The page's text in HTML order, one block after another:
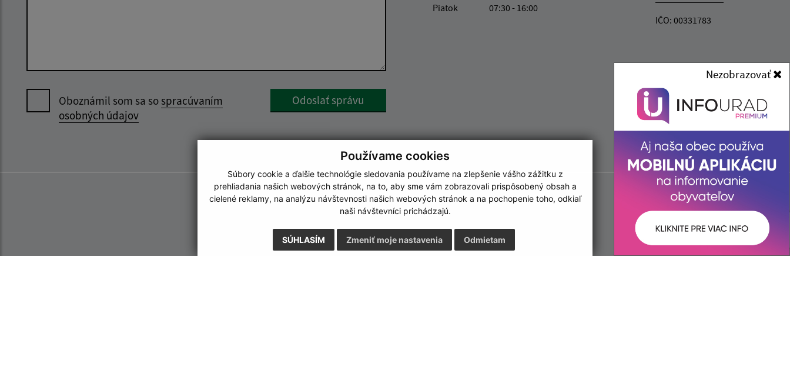
Používame cookies
Súbory cookie a ďalšie technológie sledovania používame na zlepšenie vášho zážitku z
prehliadania našich webových stránok, na to, aby sme vám zobrazovali prispôsobený obsah a
cielené reklamy, na analýzu návštevnosti našich webových stránok a na pochopenie toho, odkiaľ
naši návštevníci prichádzajú.
SÚHLASÍM Odmietam
Zmeniť moje nastavenia
Nezobrazovať
Oboznámil som sa sospracúvaním
osobných údajov
Odoslať správu
Piatok
07:30 - 16:00
IČO: 00331783